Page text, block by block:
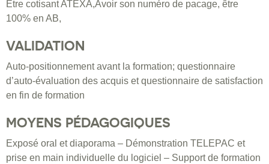
Etre cotisant ATEXA,Avoir son numéro de pacage, être
100% en AB,
VALIDATION
Auto-positionnement avant la formation; questionnaire
d’auto-évaluation des acquis et questionnaire de satisfaction
en fin de formation
MOYENS PÉDAGOGIQUES
Exposé oral et diaporama – Démonstration TELEPAC et
prise en main individuelle du logiciel – Support de formation